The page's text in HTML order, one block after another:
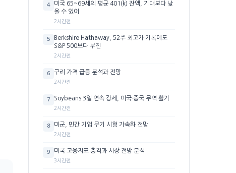
4
미국 65~69세의 평균 401(k) 잔액, 기대보다 낮
을 수 있어
2시간전
5
Berkshire Hathaway, 52주 최고가 기록에도
S&P 500보다 부진
2시간전
6 구리 가격 급등 분석과 전망
2시간전
7 Soybeans 3일 연속 강세, 미국·중국 무역 활기
2시간전
8 미군, 민간 기업 무기 시험 가속화 전망
2시간전
9 미국 고용지표 충격과 시장 전망 분석
3시간전